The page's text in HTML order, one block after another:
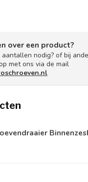
over een product?
nodig? of bij
met ons via de mail